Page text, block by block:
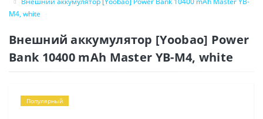
M4, white
Внешний аккумулятор [Yoobao] Power
Bank 10400 mAh Master YB-M4, white
Популярный